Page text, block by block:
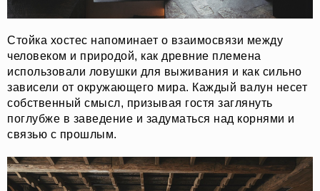
Стойка хостес напоминает о взаимосвязи между
человеком и природой, как древние племена
использовали ловушки для выживания и как сильно
зависели от окружающего мира. Каждый валун несет
собственный смысл, призывая гостя заглянуть
поглубже в заведение и задуматься над корнями и
связью с прошлым.